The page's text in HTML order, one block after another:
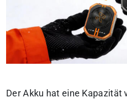
Der Akku hat eine Kapazität